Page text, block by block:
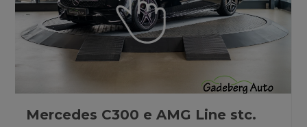
Mercedes C300 e AMG Line stc.